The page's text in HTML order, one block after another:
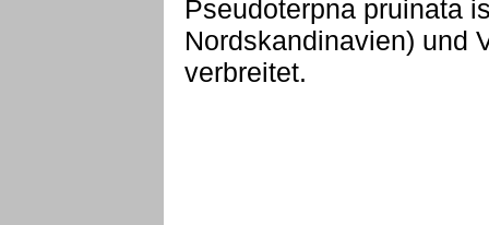
Pseudoterpna pruinata
Nordskandinavien) und
verbreitet.